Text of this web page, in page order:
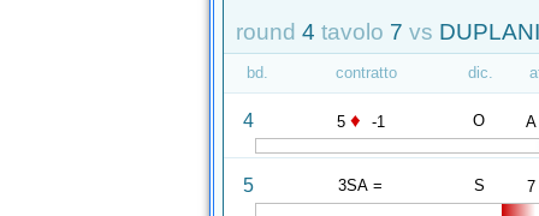
round 4 tavolo 7 vs
bd. contratto dic.
4 5 ♦ -1 O A
5 3SA = S 7